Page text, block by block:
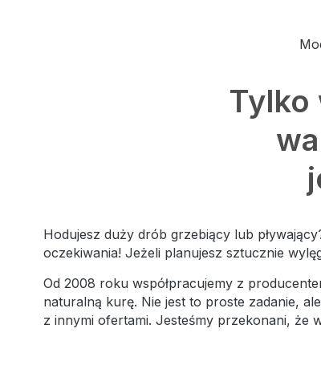
Tylko
Hodujesz duży drób grzebiący lub
oczekiwania! Jeżeli planujesz sztucznie
Od 2008 roku współpracujemy z
naturalną kurę. Nie jest to proste zadanie,
z innymi ofertami. Jesteśmy przekonani, że